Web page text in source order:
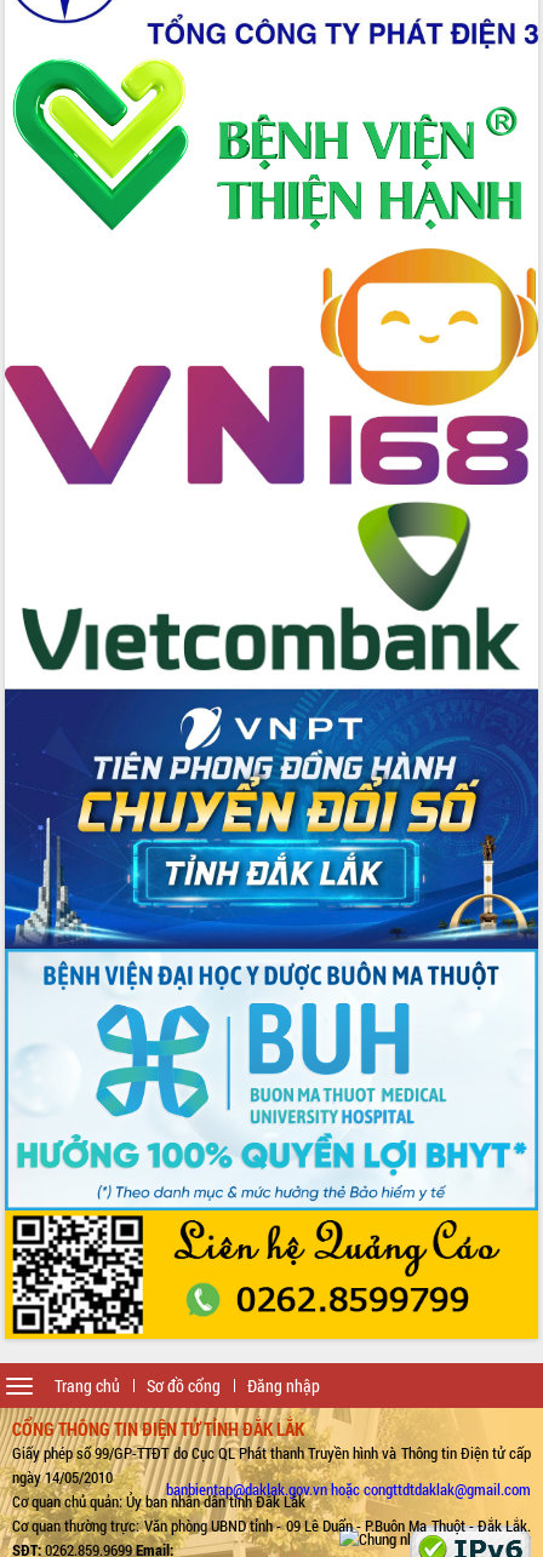
Trang chủ Sơ đồ cổng Đăng nhập
Toggle
navigation
CỔNG THÔNG TIN ĐIỆN TỬ TỈNH ĐẮK LẮK
Giấy phép số 99/GP-TTĐT do Cục QL Phát thanh Truyền hình và Thông tin Điện tử cấp
ngày 14/05/2010
Cơ quan chủ quản: Ủy ban nhân dân tỉnh Đắk Lắk
Cơ quan thường trực: Văn phòng UBND tỉnh - 09 Lê Duẩn - P.Buôn Ma Thuột - Đắk Lắk.
SĐT:0262.859.9699Email:
banbientap@daklak.gov.vn hoặc congttdtdaklak@gmail.com